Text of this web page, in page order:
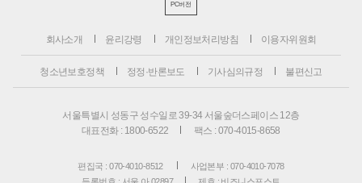
PC버전
회사소개 윤리강령 개인정보처리방침 이용자위원회
청소년보호정책 정정·반론보도 기사심의규정 불편신고
서울특별시 성동구 성수일로 39-34 서울숲더스페이스 12층
대표전화 : 1800-6522
팩스 : 070-4015-8658
편집국 : 070-4010-8512
사업본부 : 070-4010-7078